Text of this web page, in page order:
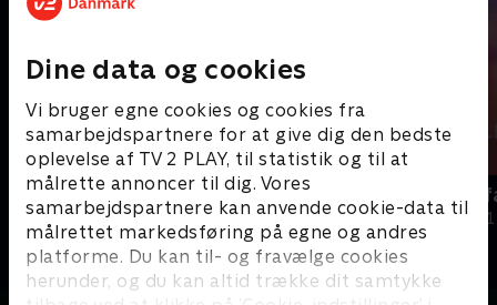
Dine data og cookies
Vi bruger egne cookies og cookies fra
samarbejdspartnere for at give dig den bedste
oplevelse af TV 2 PLAY, til statistik og til at
målrette annoncer til dig. Vores
samarbejdspartnere kan anvende cookie-data til
målrettet markedsføring på egne og andres
platforme. Du kan til- og fravælge cookies
herunder, og du kan altid trække dit samtykke
Forført af Jakob
Dokumentar
Jens på
Dokumentar •